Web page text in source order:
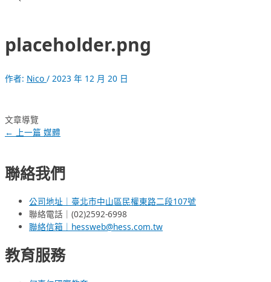
placeholder.png
作者: Nico / 2023 年 12 月 20 日
文章導覽
←
上一篇 媒體
聯絡我們
公司地址｜臺北市中山區民權東路二段107號
聯絡電話｜(02)2592-6998
聯絡信箱｜hessweb@hess.com.tw
教育服務